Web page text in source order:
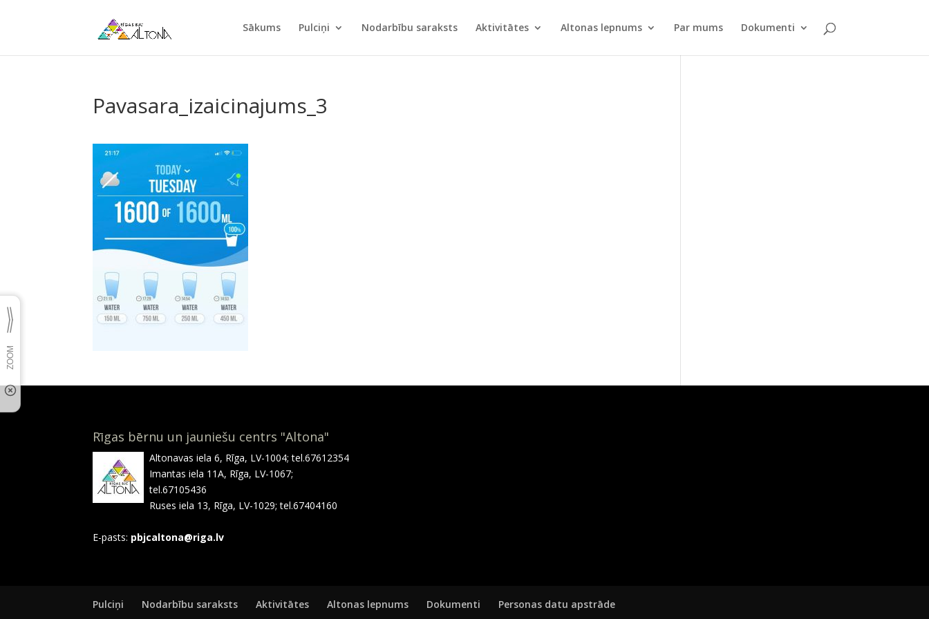
Sākums Pulciņi Nodarbību saraksts Aktivitātes Altonas lepnums Par mums Dokumenti
Pavasara_izaicinajums_3
Rīgas bērnu un jauniešu centrs "Altona"
Altonavas iela 6, Rīga, LV-1004; tel.67612354
Imantas iela 11A, Rīga, LV-1067;
tel.67105436
Ruses iela 13, Rīga, LV-1029; tel.67404160
E-pasts: pbjcaltona@riga.lv
Pulciņi Nodarbību saraksts Aktivitātes Altonas lepnums Dokumenti Personas datu apstrāde